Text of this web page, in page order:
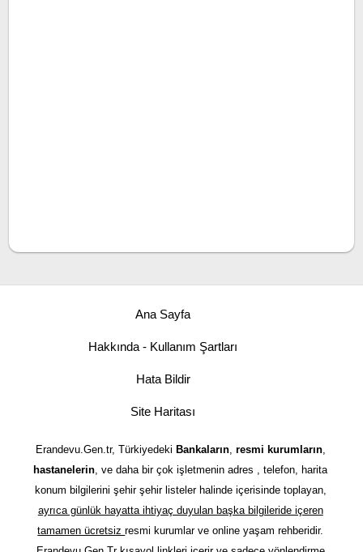
Ana Sayfa
Hakkında - Kullanım Şartları
Hata Bildir
Site Haritası
Erandevu.Gen.tr, Türkiyedeki Bankaların, resmi kurumların,
hastanelerin, ve daha bir çok işletmenin adres , telefon, harita
konum bilgilerini şehir şehir listeler halinde içerisinde toplayan,
ayrıca günlük hayatta ihtiyaç duyulan başka bilgileride içeren
tamamen ücretsizresmi kurumlar ve online yaşam rehberidir.